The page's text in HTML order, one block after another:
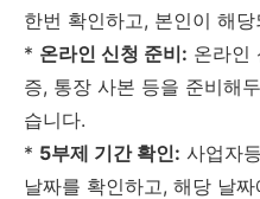
한번 확인하고, 본인이 해
* 온라인 신청 준비: 온라인
증, 통장 사본 등을 준비해
습니다.
* 5부제 기간 확인: 사업자
날짜를 확인하고, 해당 날